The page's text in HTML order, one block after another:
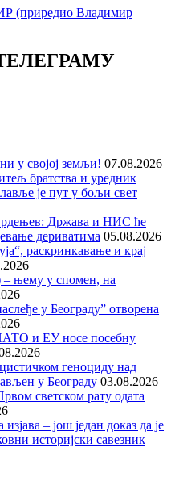
у својој земљи! 07.08.2026
братства и уредник
је пут у бољи свет
Држава и НИС ће
дериватима 05.08.2026
раскринкавање и крај
њему у спомен, на
у Београду” отворена
и ЕУ носе посебну
геноциду над
у Београду 03.08.2026
светском рату одата
– још један доказ да је
историјски савезник